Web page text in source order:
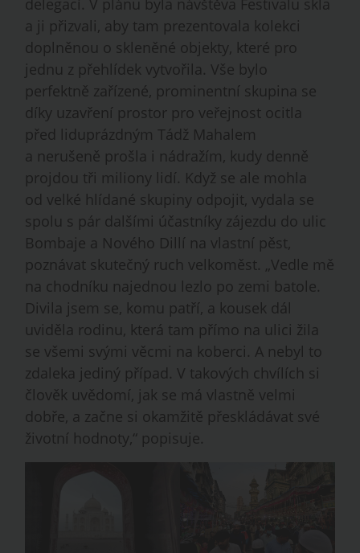
a ji přizvali, aby tam prezentovala kolekci
doplněnou o skleněné objekty, které pro
jednu z přehlídek vytvořila. Vše bylo
perfektně zařízené, prominentní skupina se
díky uzavření prostor pro veřejnost ocitla
před liduprázdným Tádž Mahalem
a nerušeně prošla i nádražím, kudy denně
projdou tři miliony lidí. Když se ale mohla
od velké hlídané skupiny odpojit, vydala se
spolu s pár dalšími účastníky zájezdu do ulic
Bombaje a Nového Dillí na vlastní pěst,
poznávat skutečný ruch velkoměst. „Vedle mě
na chodníku najednou lezlo po zemi batole.
Divila jsem se, komu patří, a kousek dál
uviděla rodinu, která tam přímo na ulici žila
se všemi svými věcmi na koberci. A nebyl to
zdaleka jediný případ. V takových chvílích si
člověk uvědomí, jak se má vlastně velmi
dobře, a začne si okamžitě přeskládávat své
životní hodnoty,“ popisuje.